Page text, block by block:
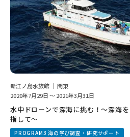
新江ノ島水族館 ｜ 関東
2020年7月29日 ～ 2021年3月31日
水中ドローンで深海に挑む！～深海
指して～
PROGRAM3 海の学び調査・研究サポート